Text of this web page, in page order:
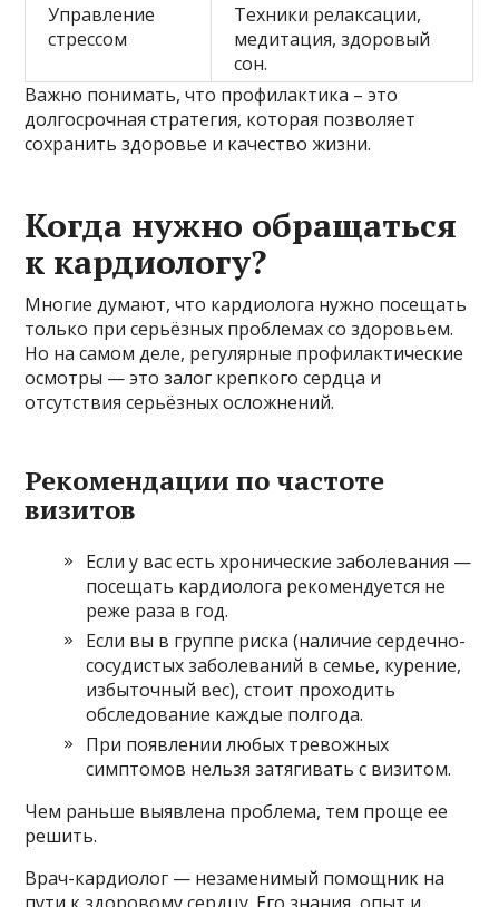
Управление
стрессом
Техники релаксации,
медитация, здоровый
сон.
Важно понимать, что профилактика – это
долгосрочная стратегия, которая позволяет
сохранить здоровье и качество жизни.
Когда нужно обращаться
к кардиологу?
Многие думают, что кардиолога нужно посещать
только при серьёзных проблемах со здоровьем.
Но на самом деле, регулярные профилактические
осмотры — это залог крепкого сердца и
отсутствия серьёзных осложнений.
Рекомендации по частоте
визитов
Если у вас есть хронические заболевания —
посещать кардиолога рекомендуется не
реже раза в год.
Если вы в группе риска (наличие сердечно-
сосудистых заболеваний в семье, курение,
избыточный вес), стоит проходить
обследование каждые полгода.
При появлении любых тревожных
симптомов нельзя затягивать с визитом.
Чем раньше выявлена проблема, тем проще ее
решить.
Врач-кардиолог — незаменимый помощник на